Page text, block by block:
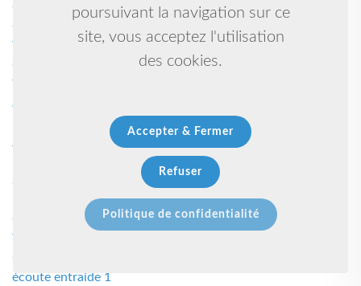
poursuivant la navigation sur ce
site, vous acceptez l'utilisation
des cookies.
Accepter & Fermer
Refuser
Politique de confidentialité
Gynmastique 1
Cso 1
Taekwondo hapkido self defense 1
Gymnastique rythmique 1
Yoga, accompagnement énergétique, chamanique,
artistique 1
Boutique solidaire 1
Judo ju-jitsu brésilien 1
Self défense 1
Karate qi gong 1
Canoe kayak 1
Tir a l'arc a poulie 1
Chant 1
écoute entraide 1